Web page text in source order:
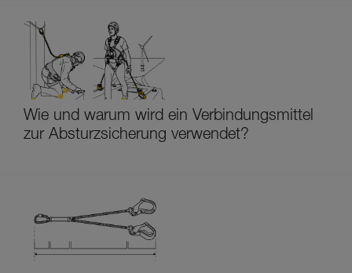
Wie und warum wird ein Verbindungsmittel
zur Absturzsicherung verwendet?